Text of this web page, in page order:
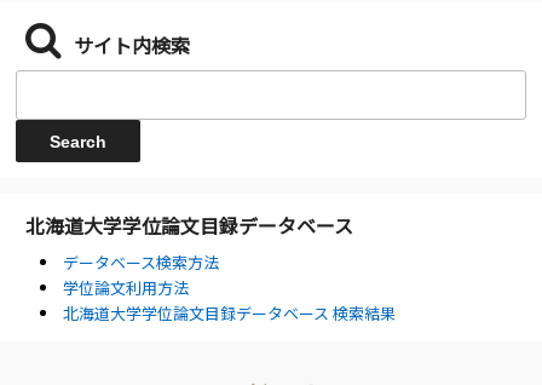
サイト内検索
北海道大学学位論文目録データベース
データベース検索方法
学位論文利用方法
北海道大学学位論文目録データベース 検索結果